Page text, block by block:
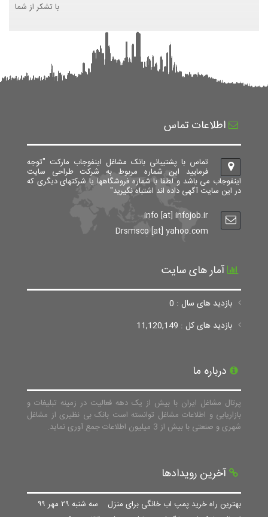
با تشکر از شما
اطلاعات تماس
تماس با پشتیبانی بانک مشاغل اینفوجاب مارکت "توجه
فرمایید این شماره مربوط به شرکت طراحی سایت
اینفوجاب می باشد و لطفا با شماره فروشگاهها یا شرکتهای دیگری که
در این سایت آگهی داده اند اشتباه نگیرید"
info [at] infojob.ir
Drsmsco [at] yahoo.com
آمار های سایت
بازدید های سال : 0
بازدید های کل : 11,120,149
درباره ما
پرتال مشاغل ایران با بیش از یک دهه فعالیت در زمینه تبلیغات و
بازاریابی و اطلاعات مشاغل توانسته است بانک بی نظیری از مشاغل
شهری و صنعتی با بیش از 3 میلیون اطلاعات جمع آوری نماید.
آخرین رویدادها
بهترین راه خرید پمپ اب خانگی برای منزل سه شنبه ۲۹ مهر ۹۹